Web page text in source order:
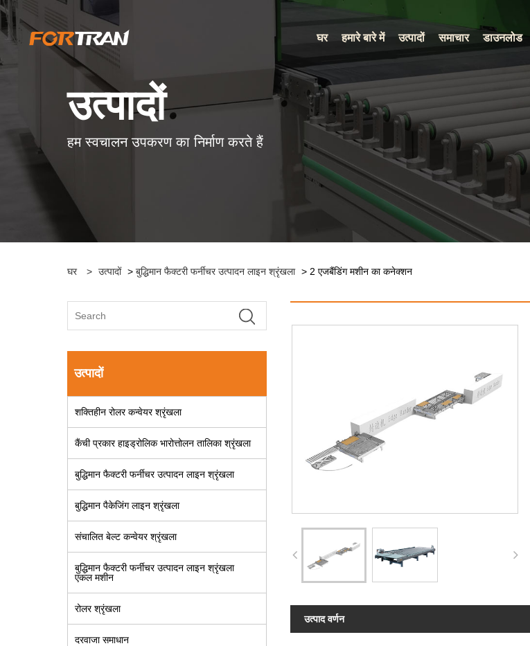
घर हमारे बारे में उत्पादों समाचार डाउनलोड
उत्पादों
हम स्वचालन उपकरण का निर्माण करते हैं
घर > उत्पादों > बुद्धिमान फैक्टरी फर्नीचर उत्पादन लाइन श्रृंखला > 2 एजबैंडिंग मशीन का कनेक्शन
उत्पादों
शक्तिहीन रोलर कन्वेयर श्रृंखला
कैंची प्रकार हाइड्रोलिक भारोत्तोलन तालिका श्रृंखला
बुद्धिमान फैक्टरी फर्नीचर उत्पादन लाइन श्रृंखला
बुद्धिमान पैकेजिंग लाइन श्रृंखला
संचालित बेल्ट कन्वेयर श्रृंखला
बुद्धिमान फैक्टरी फर्नीचर उत्पादन लाइन श्रृंखला
एकल मशीन
रोलर श्रृंखला
दरवाजा समाधान
उत्पाद वर्णन